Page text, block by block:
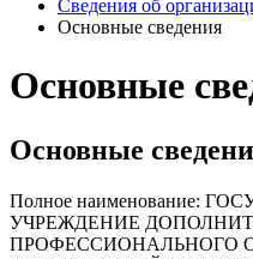
Сведения об
Основные сведения
Основные
Основные
Полное наименование:
УЧРЕЖДЕНИЕ
ПРОФЕССИОНАЛЬНОГО